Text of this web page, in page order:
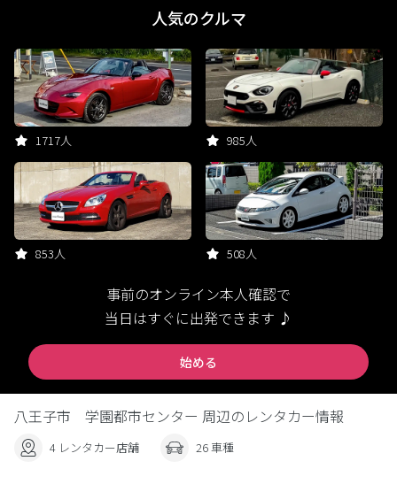
人気のクルマ
1717人 985人
853人 508人
事前のオンライン本人確認で
当日はすぐに出発できます ♪
始める
八王子市 学園都市センター 周辺のレンタカー情報
4 レンタカー店舗 26 車種